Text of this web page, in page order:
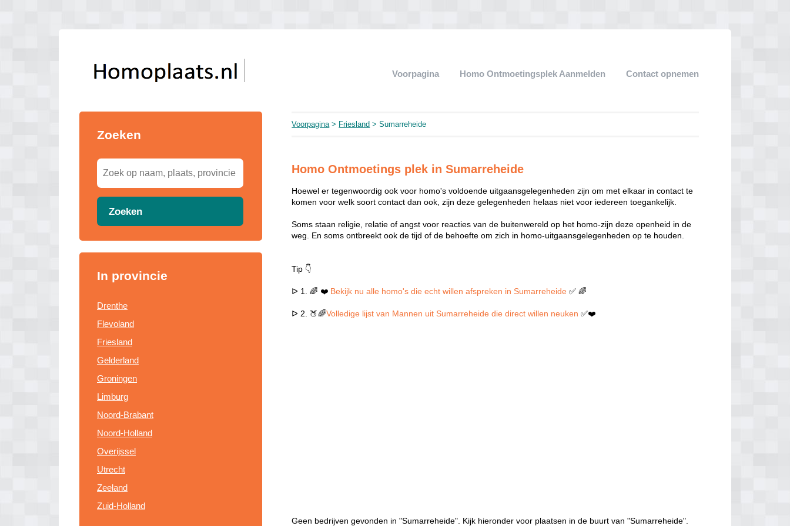
Voorpagina Homo Ontmoetingsplek Aanmelden Contact opnemen
Zoeken
Zoeken
In provincie
Drenthe
Flevoland
Friesland
Gelderland
Groningen
Limburg
Noord-Brabant
Noord-Holland
Overijssel
Utrecht
Zeeland
Zuid-Holland
Voorpagina> Friesland > Sumarreheide
Homo Ontmoetings plek in Sumarreheide
Hoewel er tegenwoordig ook voor homo's voldoende uitgaansgelegenheden zijn om met elkaar in contact te
komen voor welk soort contact dan ook, zijn deze gelegenheden helaas niet voor iedereen toegankelijk.
Soms staan religie, relatie of angst voor reacties van de buitenwereld op het homo-zijn deze openheid in de
weg. En soms ontbreekt ook de tijd of de behoefte om zich in homo-uitgaansgelegenheden op te houden.
Tip 👇
ᐅ 1. 🌈 ❤️ Bekijk nu alle homo's die echt willen afspreken in Sumarreheide ✅ 🌈
ᐅ 2. 🍑🌈Volledige lijst van Mannen uit Sumarreheide die direct willen neuken✅❤️
Geen bedrijven gevonden in "Sumarreheide". Kijk hieronder voor plaatsen in de buurt van "Sumarreheide".